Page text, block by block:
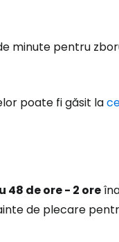
minute pentru
poate fi găsit la
48 de ore - 2 ore
de plecare